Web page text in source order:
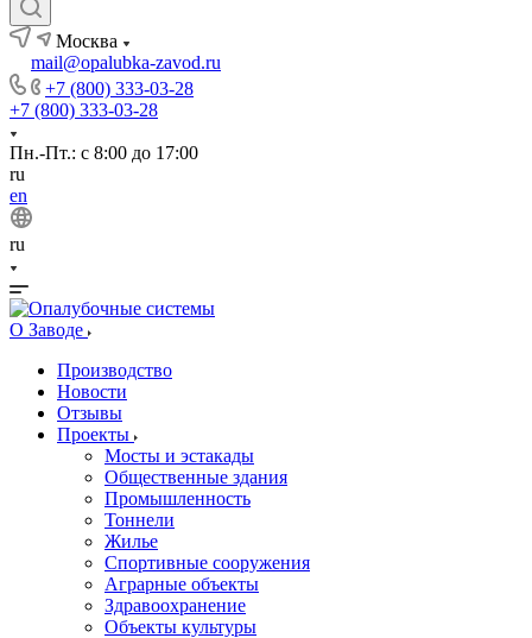
Москва
mail@opalubka-zavod.ru
+7 (800) 333-03-28
+7 (800) 333-03-28
Пн.-Пт.: с 8:00 до 17:00
ru
en
ru
О Заводе
Производство
Новости
Отзывы
Проекты
Мосты и эстакады
Общественные здания
Промышленность
Тоннели
Жилье
Спортивные сооружения
Аграрные объекты
Здравоохранение
Объекты культуры